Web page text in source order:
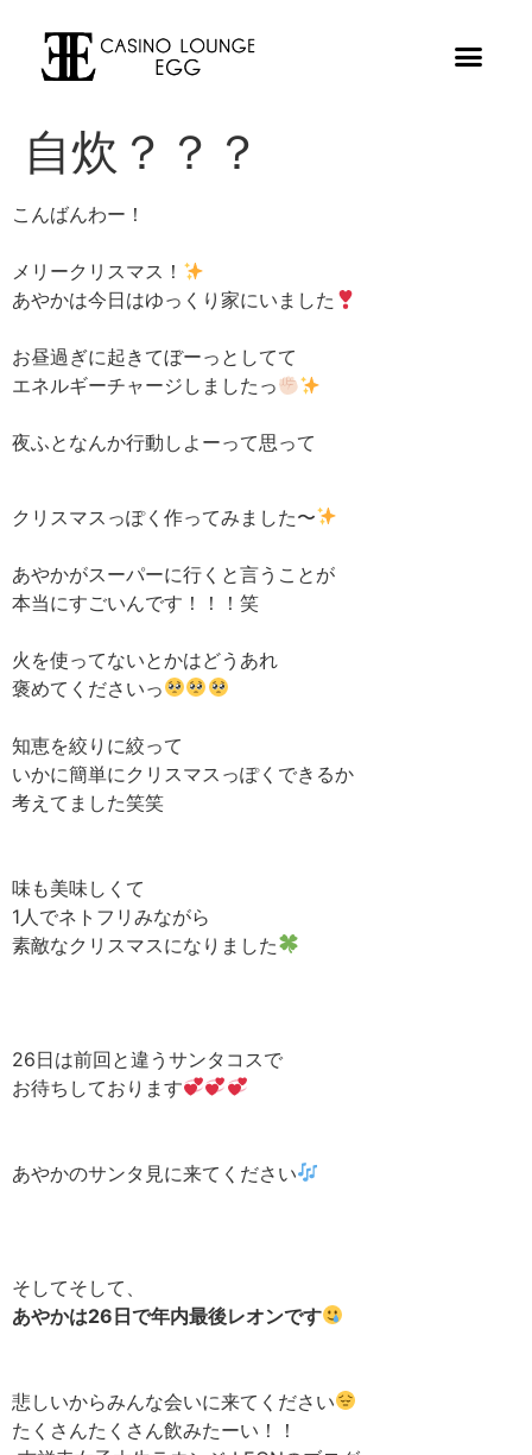
自炊？？？
こんばんわー！
メリークリスマス！
あやかは今日はゆっくり家にいました
お昼過ぎに起きてぼーっとしてて
エネルギーチャージしましたっ
夜ふとなんか行動しよーって思って
クリスマスっぽく作ってみました〜
あやかがスーパーに行くと言うことが
本当にすごいんです！！！笑
火を使ってないとかはどうあれ
褒めてくださいっ
知恵を絞りに絞って
いかに簡単にクリスマスっぽくできるか
考えてました笑笑
味も美味しくて
1人でネトフリみながら
素敵なクリスマスになりました
26日は前回と違うサンタコスで
お待ちしております
あやかのサンタ見に来てください
そしてそして、
あやかは26日で年内最後レオンです
悲しいからみんな会いに来てください
たくさんたくさん飲みたーい！！